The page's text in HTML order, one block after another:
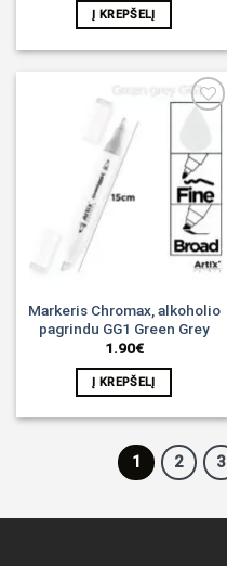
Į KREPŠELĮ
Noriu!
Markeris Chromax, alkoholio
pagrindu GG1 Green Grey
1.90€
Į KREPŠELĮ
1 2 3